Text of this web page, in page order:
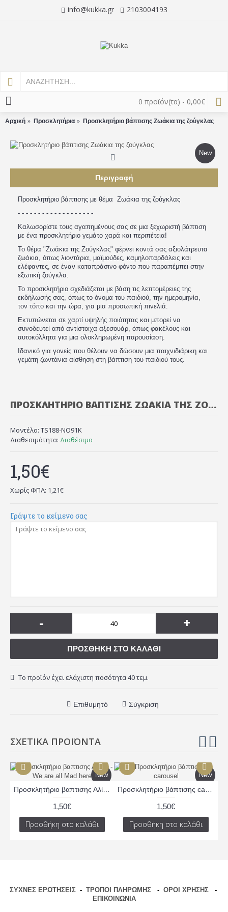
info@kukka.gr 2103004193
0 προϊόν(τα) - 0,00€
Αρχική Προσκλητήρια Προσκλητήριο βάπτισης Ζωάκια της ζούγκλας
New
Περιγραφή
Προσκλητήριο βάπτισης με θέμα Ζωάκια της ζούγκλας
- - - - - - - - - - - - - - - - - - -
Καλωσορίστε τους αγαπημένους σας σε μια ξεχωριστή βάπτιση
με ένα προσκλητήριο γεμάτο χαρά και περιπέτεια!
Το θέμα "Ζωάκια της Ζούγκλας" φέρνει κοντά σας αξιολάτρευτα
ζωάκια, όπως λιοντάρια, μαϊμούδες, καμηλοπαρδάλεις και
ελέφαντες, σε έναν καταπράσινο φόντο που παραπέμπει στην
εξωτική ζούγκλα.
Το προσκλητήριο σχεδιάζεται με βάση τις λεπτομέρειες της
εκδήλωσής σας, όπως το όνομα του παιδιού, την ημερομηνία,
τον τόπο και την ώρα, για μια προσωπική πινελιά.
Εκτυπώνεται σε χαρτί υψηλής ποιότητας και μπορεί να
συνοδευτεί από αντίστοιχα αξεσουάρ, όπως φακέλους και
αυτοκόλλητα για μια ολοκληρωμένη παρουσίαση.
Ιδανικό για γονείς που θέλουν να δώσουν μια παιχνιδιάρικη και
γεμάτη ζωντάνια αίσθηση στη βάπτιση του παιδιού τους.
ΠΡΟΣΚΛΗΤΉΡΙΟ ΒΆΠΤΙΣΗΣ ΖΩΆΚΙΑ ΤΗΣ ΖΟΎΓΚΛΑΣ
Μοντέλο: TS188-NO91K
Διαθεσιμότητα: Διαθέσιμο
1,50€
Χωρίς ΦΠΑ: 1,21€
Γράψτε το κείμενο σας
- +
ΠΡΟΣΘΉΚΗ ΣΤΟ ΚΑΛΆΘΙ
Το προϊόν έχει ελάχιστη ποσότητα 40 τεμ.
Επιθυμητό Σύγκριση
ΣΧΕΤΙΚΆ ΠΡΟΪΌΝΤΑ
New
1,50€
Προσθήκη στο καλάθι
New
1,50€
Προσθήκη στο καλάθι
ΣΥΧΝΕΣ ΕΡΩΤΗΣΕΙΣ - ΤΡΟΠΟΙ ΠΛΗΡΩΜΗΣ - ΟΡΟΙ ΧΡΗΣΗΣ
-
ΕΠΙΚΟΙΝΩΝΙΑ